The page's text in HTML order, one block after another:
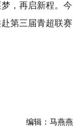
，再启新程。今
第三届青超联赛
编辑：马燕燕